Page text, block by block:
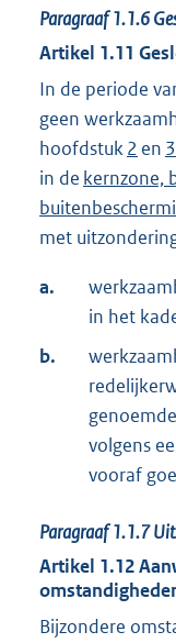
Paragraaf1.1.6
Artikel 1.11
In de periode
geen
hoofdstuk2 en 3
in de kernzone,
met
a.
in het
b.
volgens
vooraf
Paragraaf1.1.7
Artikel 1.12
Bijzondere